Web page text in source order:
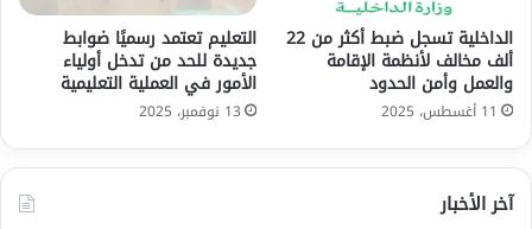
الداخلية تسجل ضبط أكثر من 22
ألف مخالف لأنظمة الإقامة
والعمل وأمن الحدود
11 أغسطس، 2025
التعليم تعتمد رسميًا ضوابط
جديدة للحد من تدخل أولياء
الأمور في العملية التعليمية
13 نوفمبر، 2025
آخر الأخبار